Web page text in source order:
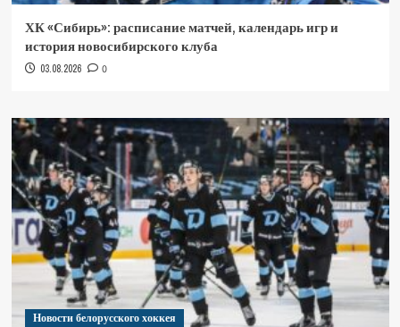
ХК «Сибирь»: расписание матчей, календарь игр и
история новосибирского клуба
03.08.2026 0
Новости белорусского хоккея